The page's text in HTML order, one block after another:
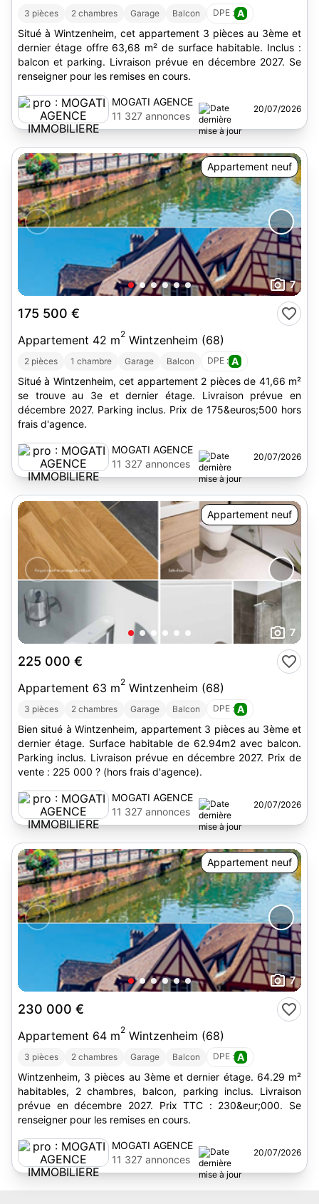
3 pièces 2 chambres Garage Balcon DPE : A
Situé à Wintzenheim, cet appartement 3 pièces au 3ème et
dernier étage offre 63,68 m² de surface habitable. Inclus :
balcon et parking. Livraison prévue en décembre 2027. Se
renseigner pour les remises en cours.
MOGATI AGENCE
IMMOBILIERE
11 327 annonces
20/07/2026
Appartement neuf
7
175 500 €
Appartement 42 m2 Wintzenheim (68)
2 pièces 1 chambre Garage Balcon DPE : A
Situé à Wintzenheim, cet appartement 2 pièces de 41,66 m²
se trouve au 3e et dernier étage. Livraison prévue en
décembre 2027. Parking inclus. Prix de 175&euros;500 hors
frais d'agence.
MOGATI AGENCE
IMMOBILIERE
11 327 annonces
20/07/2026
Appartement neuf
7
225 000 €
Appartement 63 m2 Wintzenheim (68)
3 pièces 2 chambres Garage Balcon DPE : A
Bien situé à Wintzenheim, appartement 3 pièces au 3ème et
dernier étage. Surface habitable de 62.94m2 avec balcon.
Parking inclus. Livraison prévue en décembre 2027. Prix de
vente : 225 000 ? (hors frais d'agence).
MOGATI AGENCE
IMMOBILIERE
11 327 annonces
20/07/2026
Appartement neuf
7
230 000 €
Appartement 64 m2 Wintzenheim (68)
3 pièces 2 chambres Garage Balcon DPE : A
Wintzenheim, 3 pièces au 3ème et dernier étage. 64.29 m²
habitables, 2 chambres, balcon, parking inclus. Livraison
prévue en décembre 2027. Prix TTC : 230&eur;000. Se
renseigner pour les remises en cours.
MOGATI AGENCE
IMMOBILIERE
11 327 annonces
20/07/2026